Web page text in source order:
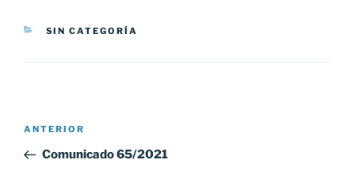
CATEGORÍAS
SIN CATEGORÍA
Navegación
entradas
Entrada
anterior:
ANTERIOR
Comunicado 65/2021